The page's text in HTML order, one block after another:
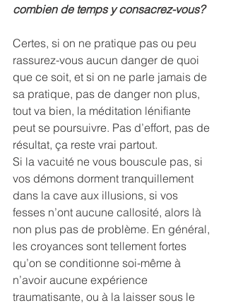
combien de temps y consacrez-vous?
Certes, si on ne pratique pas ou peu
rassurez-vous aucun danger de quoi
que ce soit, et si on ne parle jamais de
sa pratique, pas de danger non plus,
tout va bien, la méditation lénifiante
peut se poursuivre. Pas d’effort, pas de
résultat, ça reste vrai partout.
Si la vacuité ne vous bouscule pas, si
vos démons dorment tranquillement
dans la cave aux illusions, si vos
fesses n’ont aucune callosité, alors là
non plus pas de problème. En général,
les croyances sont tellement fortes
qu’on se conditionne soi-même à
n’avoir aucune expérience
traumatisante, ou à la laisser sous le